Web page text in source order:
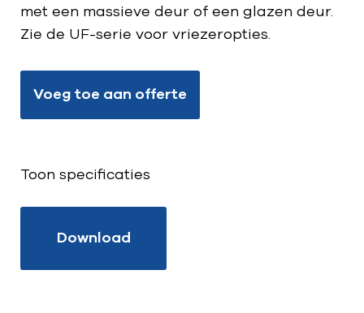
met een massieve deur of een glazen deur.
Zie de UF-serie voor vriezeropties.
Voeg toe aan offerte
Toon specificaties
Download